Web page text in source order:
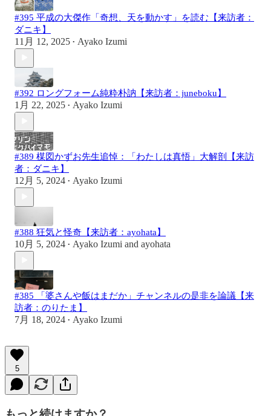
#395 平成の大傑作「奇想、天を動かす」を読む【来訪者：
ダニキ】
11月 12, 2025 • Ayako Izumi
#392 ロングフォーム純粋朴訥【来訪者：juneboku】
1月 22, 2025 • Ayako Izumi
#389 楳図かずお先生追悼：「わたしは真悟」大解剖【来訪
者：ダニキ】
12月 5, 2024 • Ayako Izumi
#388 狂気と怪奇【来訪者：ayohata】
10月 5, 2024 • Ayako Izumi and ayohata
#385 「婆さんや飯はまだか」チャンネルの是非を論議【来
訪者：のりたま】
7月 18, 2024 • Ayako Izumi
5